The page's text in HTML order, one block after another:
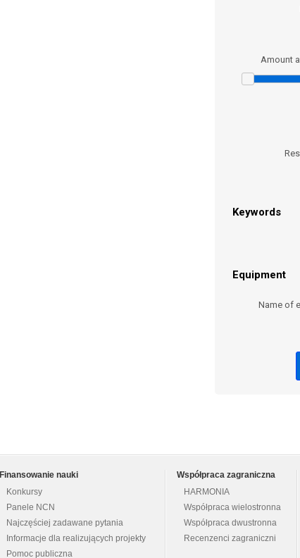
Amount
Keywords
Equipment
Name of
Finansowanie nauki
Konkursy
Panele NCN
Najczęściej zadawane pytania
Informacje dla realizujących projekty
Pomoc publiczna
Współpraca zagraniczna
HARMONIA
Współpraca wielostronna
Współpraca dwustronna
Recenzenci zagraniczni